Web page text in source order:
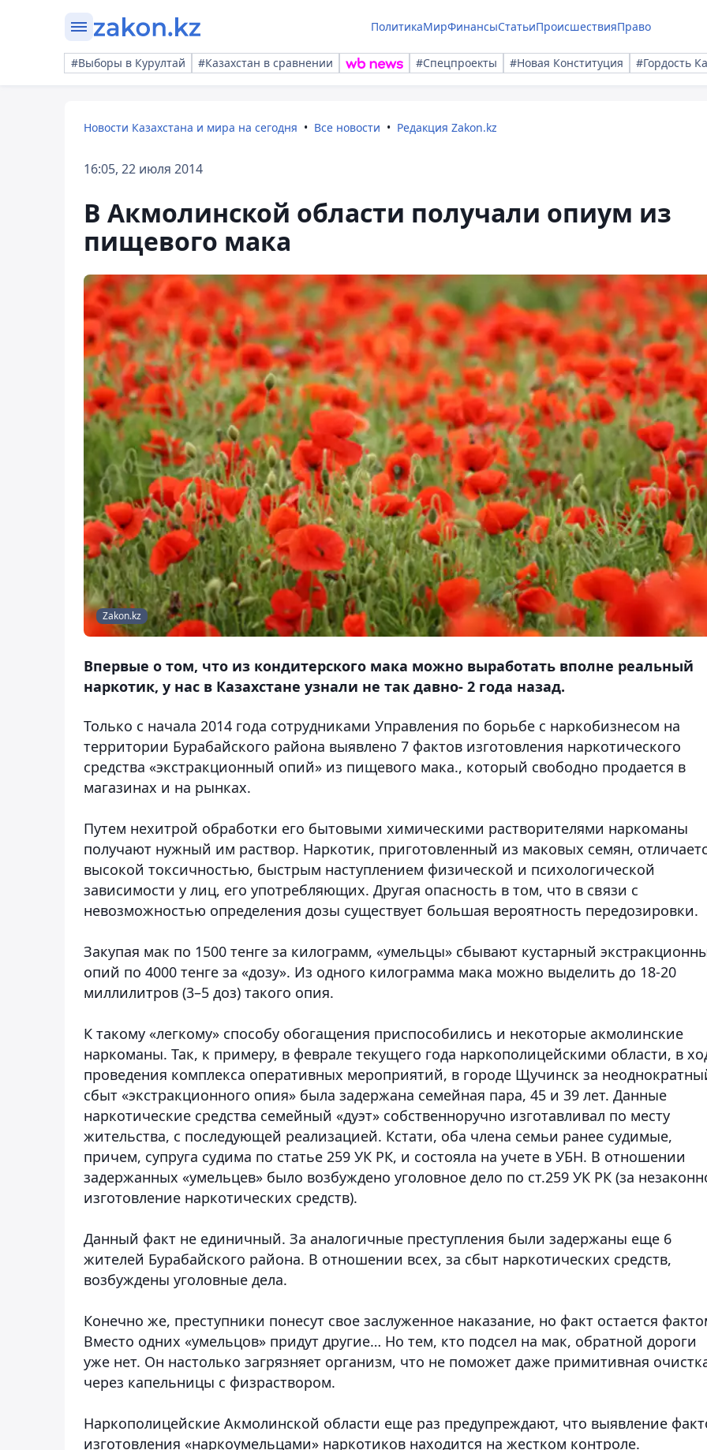
ПолитикаМирФинансыСтатьиПроисшествияПраво
#Выборы в Курултай #Казахстан в сравнении #Спецпроекты #Новая Конституция #Гордость
Новости Казахстана и мира на сегодня Все новости Редакция Zakon.kz
16:05, 22 июля 2014
В Акмолинской области получали опиум из
пищевого мака
Zakon.kz
Впервые о том, что из кондитерского мака можно выработать вполне реальный
наркотик, у нас в Казахстане узнали не так давно- 2 года назад.
Только с начала 2014 года сотрудниками Управления по борьбе с наркобизнесом на
территории Бурабайского района выявлено 7 фактов изготовления наркотического
средства «экстракционный опий» из пищевого мака., который свободно продается в
магазинах и на рынках.
Путем нехитрой обработки его бытовыми химическими растворителями наркоманы
получают нужный им раствор. Наркотик, приготовленный из маковых семян,
высокой токсичностью, быстрым наступлением физической и психологической
зависимости у лиц, его употребляющих. Другая опасность в том, что в связи с
невозможностью определения дозы существует большая вероятность передозировки.
Закупая мак по 1500 тенге за килограмм, «умельцы» сбывают кустарный
опий по 4000 тенге за «дозу». Из одного килограмма мака можно выделить до 18-20
миллилитров (3–5 доз) такого опия.
К такому «легкому» способу обогащения приспособились и некоторые акмолинские
наркоманы. Так, к примеру, в феврале текущего года наркополицейскими области, в
проведения комплекса оперативных мероприятий, в городе Щучинск за
сбыт «экстракционного опия» была задержана семейная пара, 45 и 39 лет. Данные
наркотические средства семейный «дуэт» собственноручно изготавливал по месту
жительства, с последующей реализацией. Кстати, оба члена семьи ранее судимые,
причем, супруга судима по статье 259 УК РК, и состояла на учете в УБН. В отношении
задержанных «умельцев» было возбуждено уголовное дело по ст.259 УК РК (за
изготовление наркотических средств).
Данный факт не единичный. За аналогичные преступления были задержаны еще 6
жителей Бурабайского района. В отношении всех, за сбыт наркотических средств,
возбуждены уголовные дела.
Конечно же, преступники понесут свое заслуженное наказание, но факт остается
Вместо одних «умельцов» придут другие… Но тем, кто подсел на мак, обратной дороги
уже нет. Он настолько загрязняет организм, что не поможет даже примитивная
через капельницы с физраствором.
Наркополицейские Акмолинской области еще раз предупреждают, что выявление
изготовления «наркоумельцами» наркотиков находится на жестком контроле.